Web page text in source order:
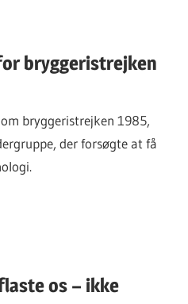
bryggeristrejken
bryggeristrejken 1985,
der forsøgte at få
os – ikke